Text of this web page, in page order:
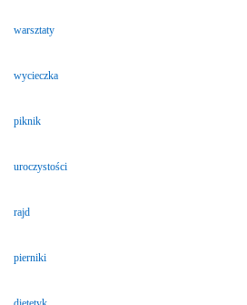
warsztaty
wycieczka
piknik
uroczystości
rajd
pierniki